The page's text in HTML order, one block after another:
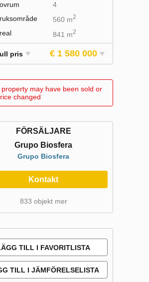
4
560 m2
841 m2
pris € 1 580 000
may have been sold or
changed
FÖRSÄLJARE
Grupo Biosfera
Grupo Biosfera
Kontakt
833 objekt mer
TILL I FAVORITLISTA
TILL I JÄMFÖRELSELISTA